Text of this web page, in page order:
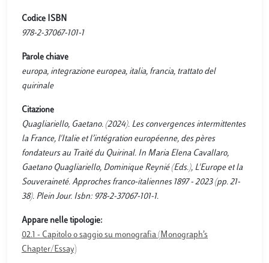
Codice ISBN
978-2-37067-101-1
Parole chiave
europa, integrazione europea, italia, francia, trattato del
quirinale
Citazione
Quagliariello, Gaetano. (2024). Les convergences intermittentes
la France, l'Italie et l’intégration européenne, des pères
fondateurs au Traité du Quirinal. In Maria Elena Cavallaro,
Gaetano Quagliariello, Dominique Reynié (Eds.), L'Europe et la
Souveraineté. Approches franco-italiennes 1897 - 2023 (pp. 21-
38). Plein Jour. Isbn: 978-2-37067-101-1.
Appare nelle tipologie:
02.1 - Capitolo o saggio su monografia (Monograph’s
Chapter/Essay)